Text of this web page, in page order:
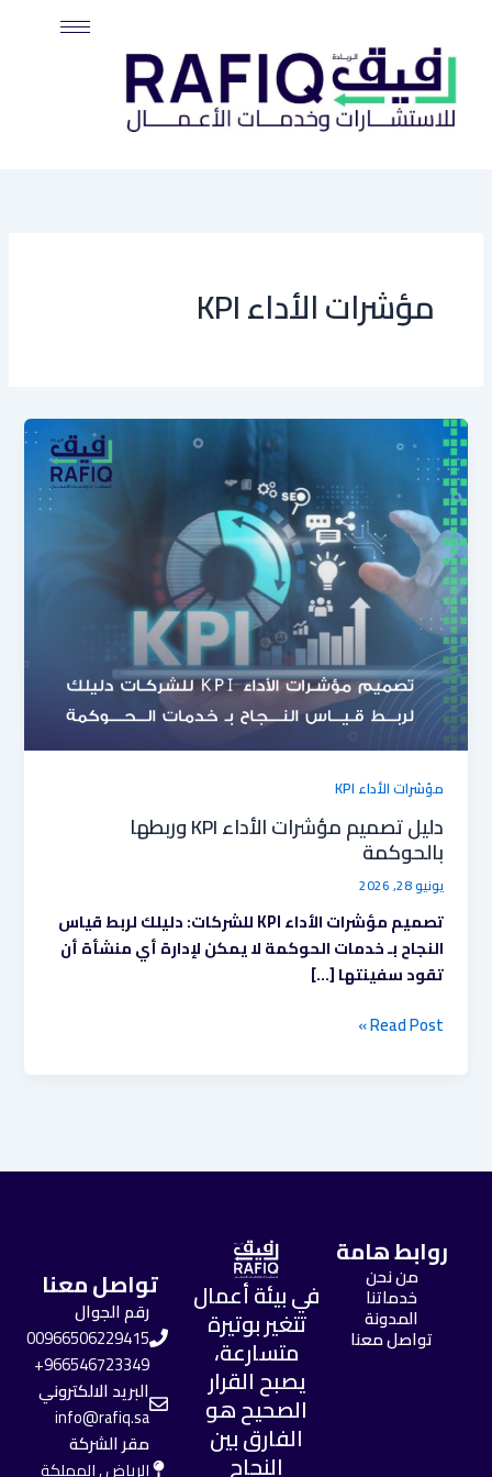
المحتوى
مؤشرات الأداء KPI
مؤشرات الأداء KPI
دليل تصميم مؤشرات الأداء KPI وربطها
بالحوكمة
يونيو 28, 2026
تصميم مؤشرات الأداء KPI للشركات: دليلك لربط قياس
النجاح بـ خدمات الحوكمة لا يمكن لإدارة أي منشأة أن
تقود سفينتها […]
دليل
تصميم
مؤشرات
الأداء
KPI
وربطها
بالحوكمة
Read Post »
روابط هامة
من نحن
خدماتنا
المدونة
تواصل معنا
في بيئة أعمال
تتغير بوتيرة
متسارعة،
يصبح القرار
الصحيح هو
الفارق بين
النجاح
تواصل معنا
رقم الجوال
00966506229415
966546723349+
البريد الالكتروني
info@rafiq.sa
مقر الشركة
الرياض , المملكة